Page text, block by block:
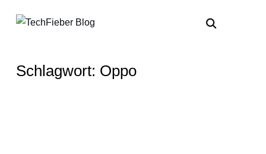
Schlagwort: Oppo